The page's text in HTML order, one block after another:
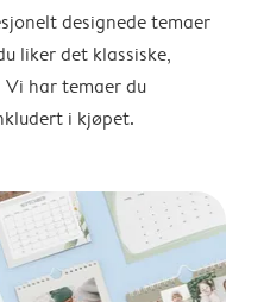
designede temaer
liker det klassiske,
har temaer du
i kjøpet.